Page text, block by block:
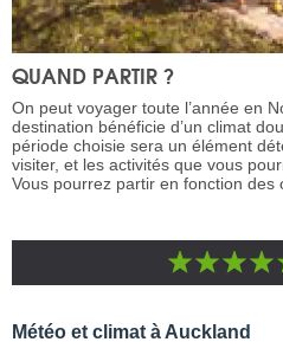
QUAND PARTIR ?
On peut voyager toute l’année en
destination bénéficie d’un climat
période choisie sera un élément
visiter, et les activités que vous
Vous pourrez partir en fonction des
Météo et climat à Auckland